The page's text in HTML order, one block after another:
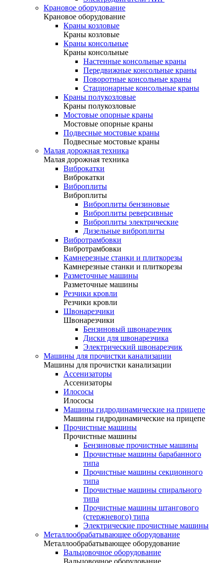
Крановое оборудование
Крановое оборудование
Краны козловые
Краны козловые
Краны консольные
Краны консольные
Настенные консольные краны
Передвижные консольные краны
Поворотные консольные краны
Стационарные консольные краны
Краны полукозловые
Краны полукозловые
Мостовые опорные краны
Мостовые опорные краны
Подвесные мостовые краны
Подвесные мостовые краны
Малая дорожная техника
Малая дорожная техника
Виброкатки
Виброкатки
Виброплиты
Виброплиты
Виброплиты бензиновые
Виброплиты реверсивные
Виброплиты электрические
Дизельные виброплиты
Вибротрамбовки
Вибротрамбовки
Камнерезные станки и плиткорезы
Камнерезные станки и плиткорезы
Разметочные машины
Разметочные машины
Резчики кровли
Резчики кровли
Швонарезчики
Швонарезчики
Бензиновый швонарезчик
Диски для швонарезчика
Электрический швонарезчик
Машины для прочистки канализации
Машины для прочистки канализации
Ассенизаторы
Ассенизаторы
Илососы
Илососы
Машины гидродинамические на прицепе
Машины гидродинамические на прицепе
Прочистные машины
Прочистные машины
Бензиновые прочистные машины
Прочистные машины барабанного
типа
Прочистные машины секционного
типа
Прочистные машины спирального
типа
Прочистные машины штангового
(стержневого) типа
Электрические прочистные машины
Металлообрабатывающее оборудование
Металлообрабатывающее оборудование
Вальцовочное оборудование
Вальцовочное оборудование